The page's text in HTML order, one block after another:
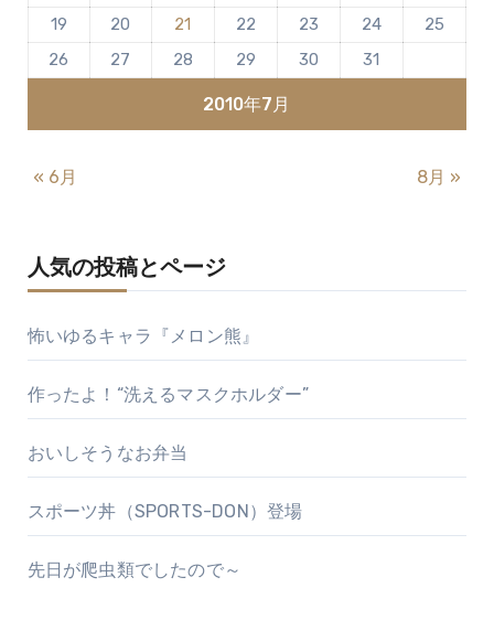
2010年7月
19
20 21 22 23 24
25
26
27 28 29 30 31
« 6月 8月 »
人気の投稿とページ
怖いゆるキャラ『メロン熊』
作ったよ！“洗えるマスクホルダー”
おいしそうなお弁当
スポーツ丼（SPORTS-DON）登場
先日が爬虫類でしたので～